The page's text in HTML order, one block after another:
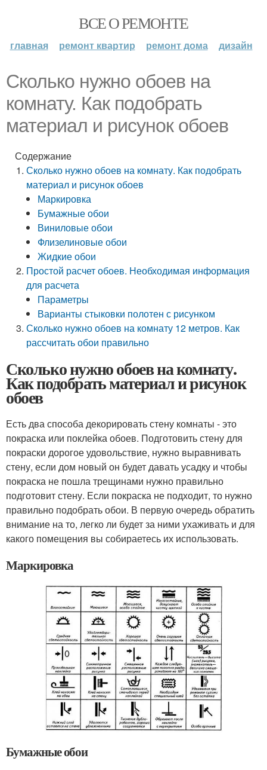
ВСЕ О РЕМОНТЕ
главная ремонт квартир ремонт дома дизайн
Сколько нужно обоев на
комнату. Как подобрать
материал и рисунок обоев
Содержание
Сколько нужно обоев на комнату. Как подобрать
материал и рисунок обоев
Маркировка
Бумажные обои
Виниловые обои
Флизелиновые обои
Жидкие обои
Простой расчет обоев. Необходимая информация
для расчета
Параметры
Варианты стыковки полотен с рисунком
Сколько нужно обоев на комнату 12 метров. Как
рассчитать обои правильно
Сколько нужно обоев на комнату.
Как подобрать материал и рисунок
обоев
Есть два способа декорировать стену комнаты - это
покраска или поклейка обоев. Подготовить стену для
покраски дорогое удовольствие, нужно выравнивать
стену, если дом новый он будет давать усадку и чтобы
покраска не пошла трещинами нужно правильно
подготовит стену. Если покраска не подходит, то нужно
правильно подобрать обои. В первую очередь обратить
внимание на то, легко ли будет за ними ухаживать и для
какого помещения вы собираетесь их использовать.
Маркировка
Бумажные обои